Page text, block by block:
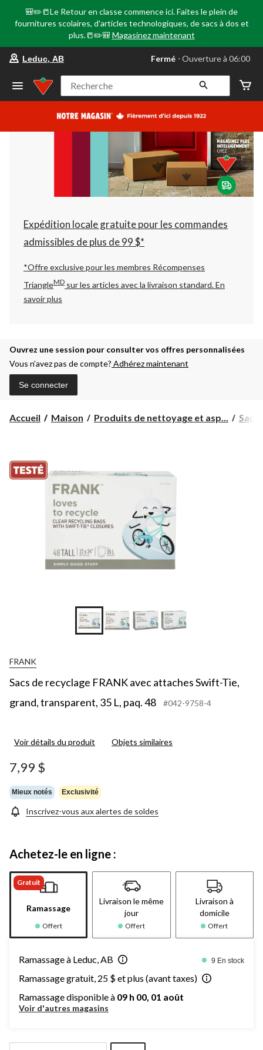
🎒✏️📒Le Retour en classe commence ici. Faites le plein de
fournitures scolaires, d'articles technologiques, de sacs à dos et
plus.📒✏️🎒 Magasinez maintenant
votre
préféré
Leduc,
AB,
courament
Ouverture
à
06:00
cliquer
pour
changer
Leduc, AB Fermé ⋅ Ouverture à 06:00
Recherche
Expédition locale gratuite pour les commandes
admissibles de plus de 99 $*
*Offre exclusive pour les membres Récompenses
TriangleMD sur les articles avec la livraison standard.En
savoir plus
Ouvrez une session pour consulter vos offres personnalisées
Vous n’avez pas de compte? Adhérez maintenant
Se connecter
Accueil Maison Produits de nettoyage et asp...
FRANK
Sacs de recyclage FRANK avec attaches Swift-Tie,
grand, transparent, 35 L, paq. 48
#042-9758-4
Voir détails du produit Objets similaires
7,99 $
Mieux notés Exclusivité
Inscrivez-vous aux alertes de soldes
Achetez-le en ligne :
Gratuit
Ramassage
Offert
Livraison le même
jour
Offert
Livraison à
domicile
Offert
Ramassage à Leduc, AB 9 En stock
Ramassage gratuit, 25 $ et plus (avant taxes)
Ramassage disponible à 09 h 00, 01 août
Voir d'autres magasins